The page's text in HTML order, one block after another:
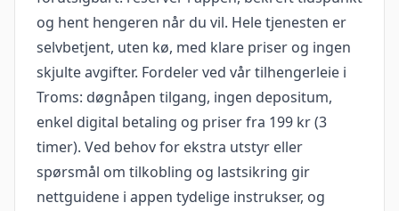
og hent hengeren når du vil. Hele tjenesten er
selvbetjent, uten kø, med klare priser og ingen
skjulte avgifter. Fordeler ved vår tilhengerleie i
Troms: døgnåpen tilgang, ingen depositum,
enkel digital betaling og priser fra 199 kr (3
timer). Ved behov for ekstra utstyr eller
spørsmål om tilkobling og lastsikring gir
nettguidene i appen tydelige instrukser, og